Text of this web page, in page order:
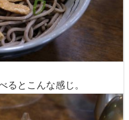
とこんな感じ。